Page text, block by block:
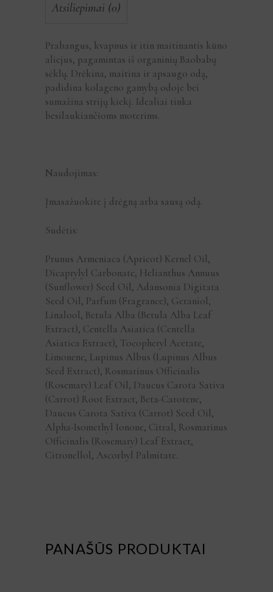
Atsiliepimai (0)
Prabangus, kvapnus ir itin maitinantis kūno
aliejus, pagamintas iš organinių Baobabų
sėklų. Drėkina, maitina ir apsaugo odą,
padidina kolageno gamybą odoje bei
sumažina strijų kiekį. Idealiai tinka
besilaukiančioms moterims.
Naudojimas:
Įmasažuokite į drėgną arba sausą odą.
Sudėtis:
Prunus Armeniaca (Apricot) Kernel Oil,
Dicaprylyl Carbonate, Helianthus Annuus
(Sunflower) Seed Oil, Adansonia Digitata
Seed Oil, Parfum (Fragrance), Geraniol,
Linalool, Betula Alba (Betula Alba Leaf
Extract), Centella Asiatica (Centella
Asiatica Extract), Tocopheryl Acetate,
Limonene, Lupinus Albus (Lupinus Albus
Seed Extract), Rosmarinus Officinalis
(Rosemary) Leaf Oil, Daucus Carota Sativa
(Carrot) Root Extract, Beta-Carotene,
Daucus Carota Sativa (Carrot) Seed Oil,
Alpha-Isomethyl Ionone, Citral, Rosmarinus
Officinalis (Rosemary) Leaf Extract,
Citronellol, Ascorbyl Palmitate.
PANAŠŪS PRODUKTAI